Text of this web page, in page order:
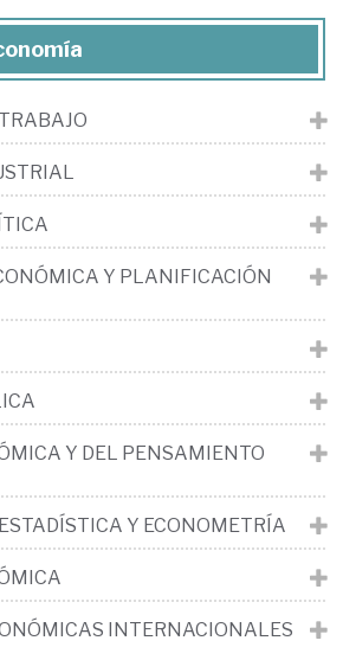
Y PLANIFICACIÓN
Y DEL PENSAMIENTO
Y ECONOMETRÍA
INTERNACIONALES